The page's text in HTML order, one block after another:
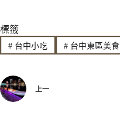
e e
b
y
L
標籤
#台中小吃 #台中東區美食
上一